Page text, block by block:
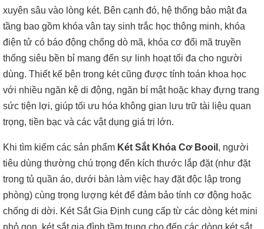
xuyên sâu vào lòng két. Bên cạnh đó, hệ thống bảo mật đa
tầng bao gồm khóa vân tay sinh trắc học thông minh, khóa
điện tử có báo động chống dò mã, khóa cơ đổi mã truyền
thống siêu bền bỉ mang đến sự linh hoạt tối đa cho người
dùng. Thiết kế bên trong két cũng được tính toán khoa học
với nhiều ngăn kệ di động, ngăn bí mật hoặc khay đựng trang
sức tiện lợi, giúp tối ưu hóa không gian lưu trữ tài liệu quan
trọng, tiền bạc và các vật dụng giá trị lớn.
Khi tìm kiếm các sản phẩm Két Sắt Khóa Cơ Booil , người
tiêu dùng thường chú trọng đến kích thước lắp đặt (như đặt
trong tủ quần áo, dưới bàn làm việc hay đặt độc lập trong
phòng) cùng trọng lượng két để đảm bảo tính cơ động hoặc
chống di dời. Két Sắt Gia Định cung cấp từ các dòng két mini
nhỏ gọn, két sắt gia đình tầm trung cho đến các dòng két sắt